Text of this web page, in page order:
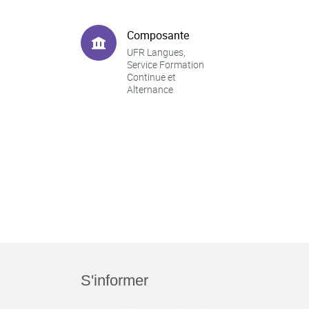
Composante
UFR Langues,
Service Formation
Continue et
Alternance
S'informer